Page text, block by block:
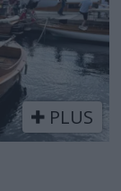
PLUS